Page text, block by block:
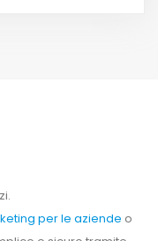
per le aziende o